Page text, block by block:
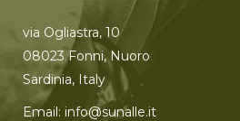
via Ogliastra, 10
08023 Fonni, Nuoro
Sardinia, Italy
Email: info@sunalle.it